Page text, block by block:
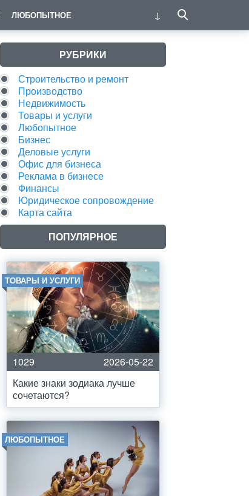
ЛЮБОПЫТНОЕ
РУБРИКИ
Строительство и ремонт
Производство
Недвижимость
Товары и услуги
Любопытное
Бизнес
Деловые услуги
Офис для бизнеса
Реклама в бизнесе
Финансы
Юридическое сопровождение
Карта сайта
ПОПУЛЯРНОЕ
ТОВАРЫ И УСЛУГИ
1029
2026-05-22
Какие знаки зодиака лучше
сочетаются?
ЛЮБОПЫТНОЕ